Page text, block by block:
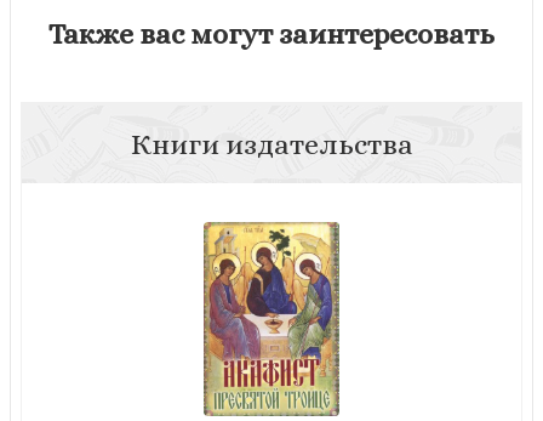
Также вас могут заинтересовать
Книги издательства